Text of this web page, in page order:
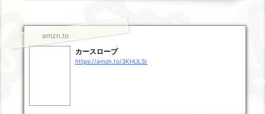
amzn.to
カースロープ
https://amzn.to/3KHULSr